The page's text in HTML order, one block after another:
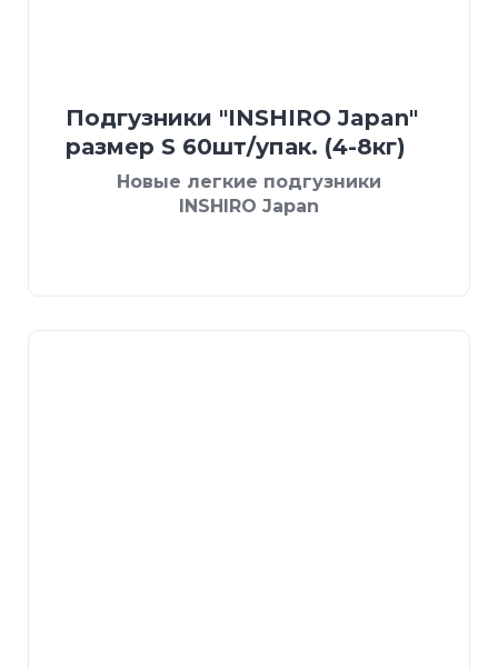
Подгузники "INSHIRO Japan"
размер S 60шт/упак. (4-8кг)
Новые легкие подгузники
INSHIRO Japan